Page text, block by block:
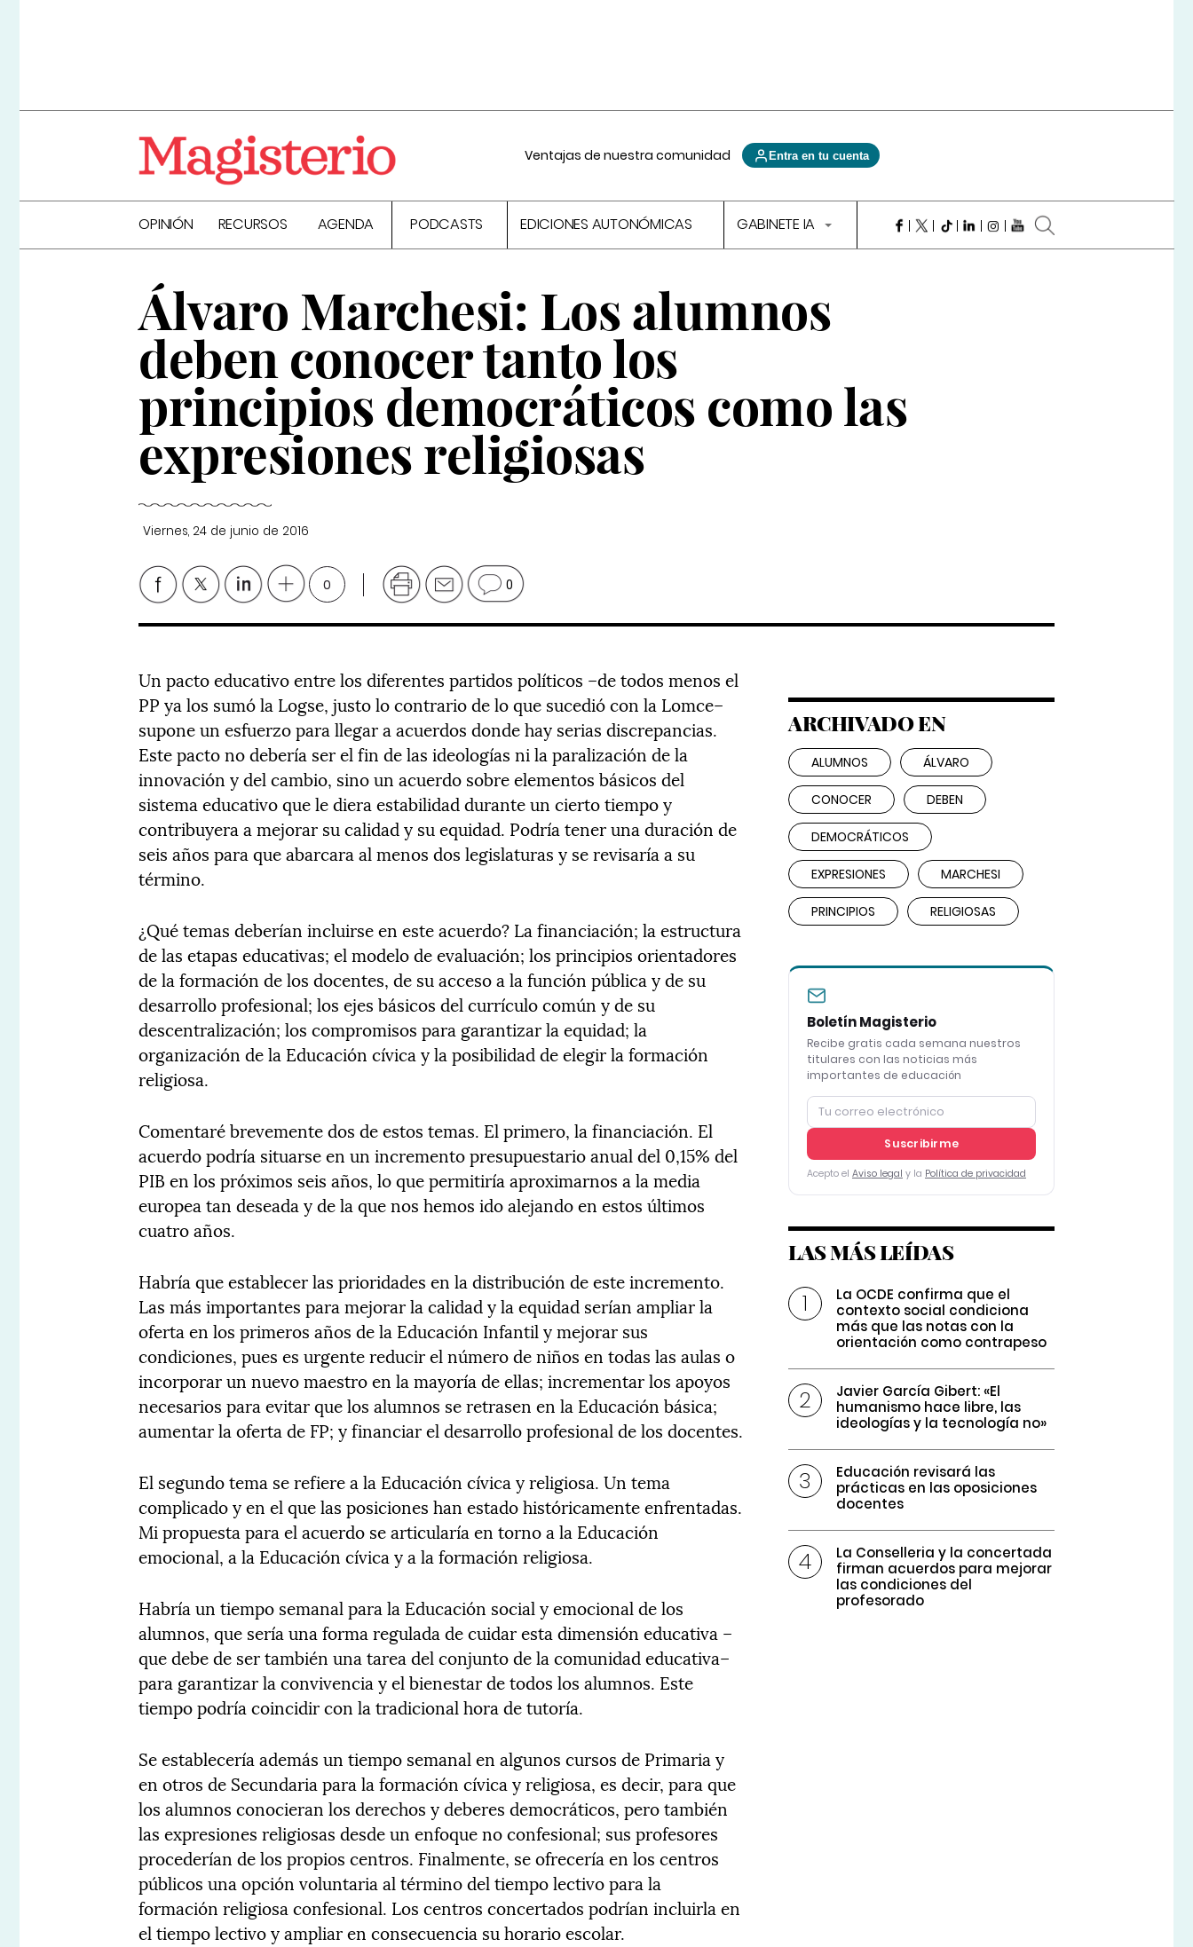
Ventajas de nuestra comunidad Entra en tu cuenta
OPINIÓN RECURSOS AGENDA PODCASTS EDICIONES AUTONÓMICAS GABINETE IA
Álvaro Marchesi: Los alumnos
deben conocer tanto los
principios democráticos como las
expresiones religiosas
Viernes, 24 de junio de 2016
0 0
Un pacto educativo entre los diferentes partidos políticos –de todos menos el
PP ya los sumó la Logse, justo lo contrario de lo que sucedió con la Lomce–
supone un esfuerzo para llegar a acuerdos donde hay serias discrepancias.
Este pacto no debería ser el fin de las ideologías ni la paralización de la
innovación y del cambio, sino un acuerdo sobre elementos básicos del
sistema educativo que le diera estabilidad durante un cierto tiempo y
contribuyera a mejorar su calidad y su equidad. Podría tener una duración de
seis años para que abarcara al menos dos legislaturas y se revisaría a su
término.
¿Qué temas deberían incluirse en este acuerdo? La financiación; la estructura
de las etapas educativas; el modelo de evaluación; los principios orientadores
de la formación de los docentes, de su acceso a la función pública y de su
desarrollo profesional; los ejes básicos del currículo común y de su
descentralización; los compromisos para garantizar la equidad; la
organización de la Educación cívica y la posibilidad de elegir la formación
religiosa.
Comentaré brevemente dos de estos temas. El primero, la financiación. El
acuerdo podría situarse en un incremento presupuestario anual del 0,15% del
PIB en los próximos seis años, lo que permitiría aproximarnos a la media
europea tan deseada y de la que nos hemos ido alejando en estos últimos
cuatro años.
Habría que establecer las prioridades en la distribución de este incremento.
Las más importantes para mejorar la calidad y la equidad serían ampliar la
oferta en los primeros años de la Educación Infantil y mejorar sus
condiciones, pues es urgente reducir el número de niños en todas las aulas o
incorporar un nuevo maestro en la mayoría de ellas; incrementar los apoyos
necesarios para evitar que los alumnos se retrasen en la Educación básica;
aumentar la oferta de FP; y financiar el desarrollo profesional de los docentes.
El segundo tema se refiere a la Educación cívica y religiosa. Un tema
complicado y en el que las posiciones han estado históricamente enfrentadas.
Mi propuesta para el acuerdo se articularía en torno a la Educación
emocional, a la Educación cívica y a la formación religiosa.
Habría un tiempo semanal para la Educación social y emocional de los
alumnos, que sería una forma regulada de cuidar esta dimensión educativa –
que debe de ser también una tarea del conjunto de la comunidad educativa–
para garantizar la convivencia y el bienestar de todos los alumnos. Este
tiempo podría coincidir con la tradicional hora de tutoría.
Se establecería además un tiempo semanal en algunos cursos de Primaria y
en otros de Secundaria para la formación cívica y religiosa, es decir, para que
los alumnos conocieran los derechos y deberes democráticos, pero también
las expresiones religiosas desde un enfoque no confesional; sus profesores
procederían de los propios centros. Finalmente, se ofrecería en los centros
públicos una opción voluntaria al término del tiempo lectivo para la
formación religiosa confesional. Los centros concertados podrían incluirla en
el tiempo lectivo y ampliar en consecuencia su horario escolar.
ARCHIVADO EN
ALUMNOS ÁLVARO
CONOCER DEBEN
DEMOCRÁTICOS
EXPRESIONES MARCHESI
PRINCIPIOS RELIGIOSAS
Boletín Magisterio
Recibe gratis cada semana nuestros
titulares con las noticias más
importantes de educación
Suscribirme
Acepto el Aviso legal y la Política de privacidad
LAS MÁS LEÍDAS
La OCDE confirma que el
contexto social condiciona
más que las notas con la
orientación como contrapeso
Javier García Gibert: «El
humanismo hace libre, las
ideologías y la tecnología no»
Educación revisará las
prácticas en las oposiciones
docentes
La Conselleria y la concertada
firman acuerdos para mejorar
las condiciones del
profesorado